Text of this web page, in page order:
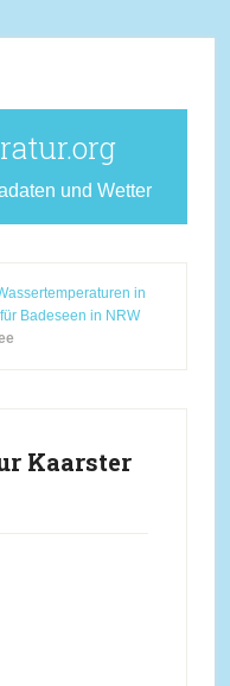
und Wetter
in
Badeseen in NRW
Kaarster